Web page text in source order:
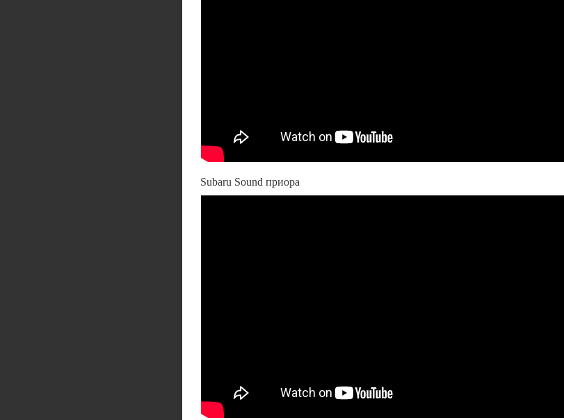
Subaru Sound приора